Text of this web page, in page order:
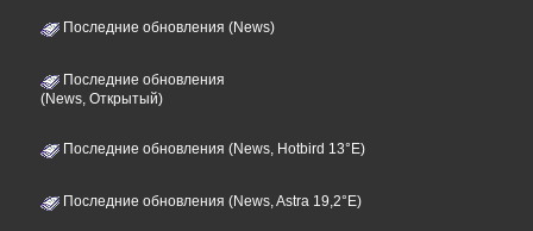
Последние обновления (News)
Последние обновления
(News, Открытый)
Последние обновления (News, Hotbird 13°E)
Последние обновления (News, Astra 19,2°E)